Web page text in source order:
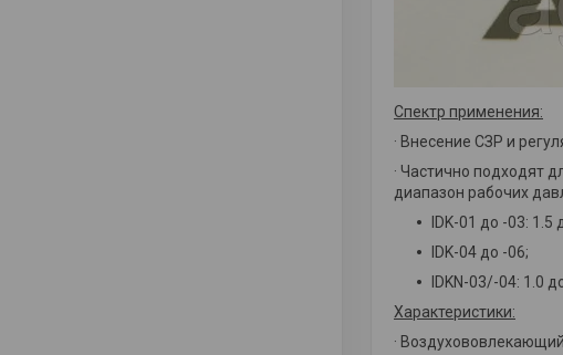
Спектр применения:
· Внесение СЗР и
· Частично подходят
диапазон рабочих
IDK-01 до -03: 1.5
IDK-04 до -06;
IDKN-03/-04: 1.0
Характеристики:
·